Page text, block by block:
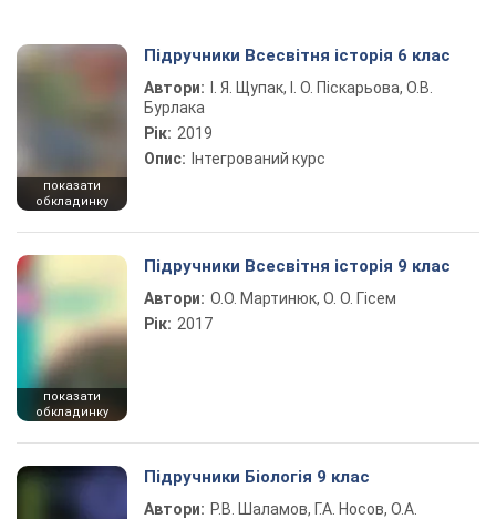
показати
обкладинку
Підручники Всесвітня історія 6 клас
Автори:
І. Я. Щупак, І. О. Піскарьова, О.В.
Бурлака
Рік: 2019
Опис: Інтегрований курс
показати
обкладинку
Підручники Всесвітня історія 9 клас
Автори: О.О. Мартинюк, О. О. Гісем
Рік: 2017
Підручники Біологія 9 клас
Автори: Р.В. Шаламов, Г.А. Носов, О.А.